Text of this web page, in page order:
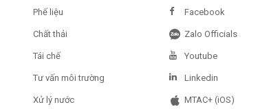
Phế liệu
Chất thải
Tái chế
Tư vấn môi trường
Xử lý nước
Facebook
Zalo Officials
Youtube
Linkedin
MTAC+ (iOS)